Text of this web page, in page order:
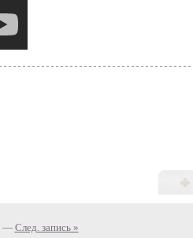
— След. запись »